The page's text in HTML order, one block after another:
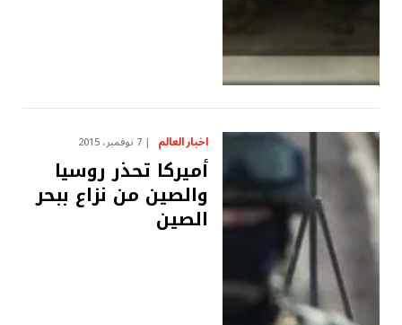
اخبار العالم 7 نوفمبر، 2015
أميركا تحذر روسيا
والصين من نزاع ببحر
الصين